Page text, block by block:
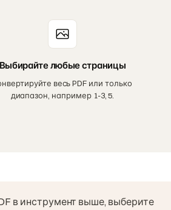
Выбирайте любые страницы
весь PDF или только
диапазон, например 1-3, 5.
в инструмент выше, выберите